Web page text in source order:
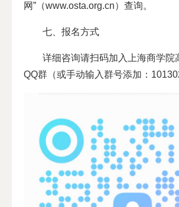
网”（www.osta.org.cn）查询。
七、报名方式
详细咨询请扫码加入上海商学院
QQ群（或手动输入群号添加：